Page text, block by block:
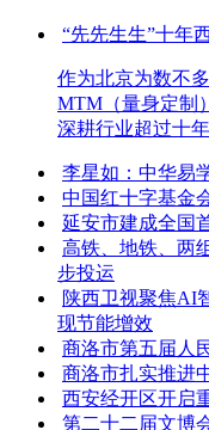
“先先生生”十年
作为北京为数不
MTM（量身定制
深耕行业超过十
李星如：中华易
中国红十字基金
延安市建成全国
高铁、地铁、两
步投运
陕西卫视聚焦AI
现节能增效
商洛市第五届人
商洛市扎实推进
西安经开区开启
第二十二届文博